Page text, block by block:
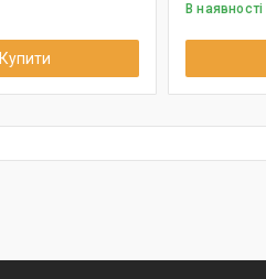
Купити
В наявності